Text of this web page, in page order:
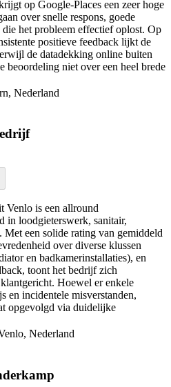
op Google-Places een zeer hoge
over snelle respons, goede
het probleem effectief oplost. Op
positieve feedback lijkt de
de datadekking online buiten
beoordeling niet over een heel brede
Nederland
Venlo is een allround
in loodgieterswerk, sanitair,
een solide rating van gemiddeld
over diverse klussen
en badkamerinstallaties), en
toont het bedrijf zich
Hoewel er enkele
en incidentele misverstanden,
opgevolgd via duidelijke
Nederland